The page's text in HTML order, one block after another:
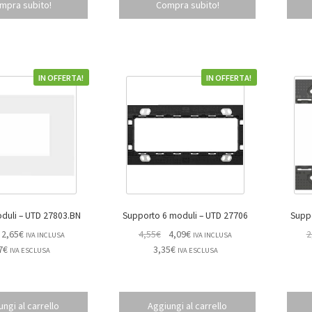
subito! Compra subito!
Placca 3 moduli – UTD 27803.BN
IN OFFERTA!
2,65€ IVA INCLUSA
€ IVA ESCLUSA
al carrello
Supporto 6 moduli – UTD 27706
IN OFFERTA!
4,55€ 4,09€ IVA INCLUSA
3,35€ IVA ESCLUSA
Aggiungi al carrello